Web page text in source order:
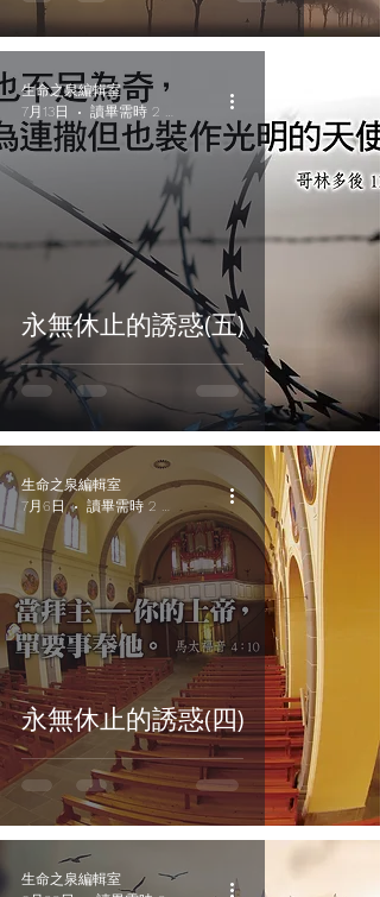
永無休止的誘惑(五)
生命之泉編輯室
7月13日
讀畢需時 2 分鐘
永無休止的誘惑(四)
生命之泉編輯室
7月6日
讀畢需時 2 分鐘
生命之泉編輯室